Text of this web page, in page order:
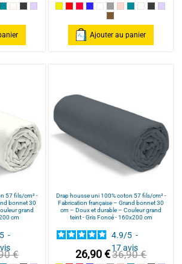
poudré / Light pink
Bleu Canard
Naturel
Gris Foncé
Parme
JauneRouge / Red
Framboise / Fuschia
Marine
BlancGris souris
Rose poudré /
Bleu Canard
Naturel
Gris
Cannelle
Ajouter au panier
57 fils/cm² -
bonnet 30
grand
cm
-
€
Drap housse uni 100% coton 57 fils/cm² -
Fabrication française – Grand bonnet 30
cm – Doux et durable – Couleur grand
teint - Gris Foncé - 160x200 cm
4.9/5 -
17avis
26,90 €36,90 €